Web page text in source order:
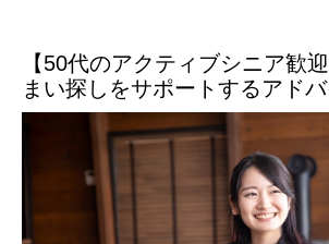
【50代のアクティブシニア歓
まい探しをサポートするアドバ